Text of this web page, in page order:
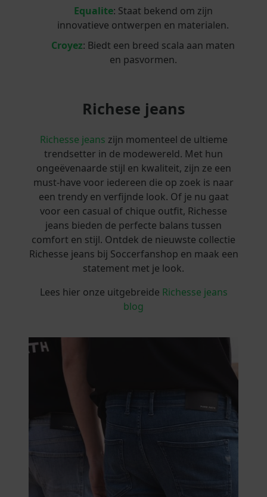
Equalite: Staat bekend om zijn
innovatieve ontwerpen en materialen.
Croyez: Biedt een breed scala aan maten
en pasvormen.
Richese jeans
Richesse jeans zijn momenteel de ultieme
trendsetter in de modewereld. Met hun
ongeëvenaarde stijl en kwaliteit, zijn ze een
must-have voor iedereen die op zoek is naar
een trendy en verfijnde look. Of je nu gaat
voor een casual of chique outfit, Richesse
jeans bieden de perfecte balans tussen
comfort en stijl. Ontdek de nieuwste collectie
Richesse jeans bij Soccerfanshop en maak een
statement met je look.
Lees hier onze uitgebreide Richesse jeans
blog